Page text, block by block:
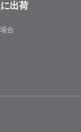
出荷
合